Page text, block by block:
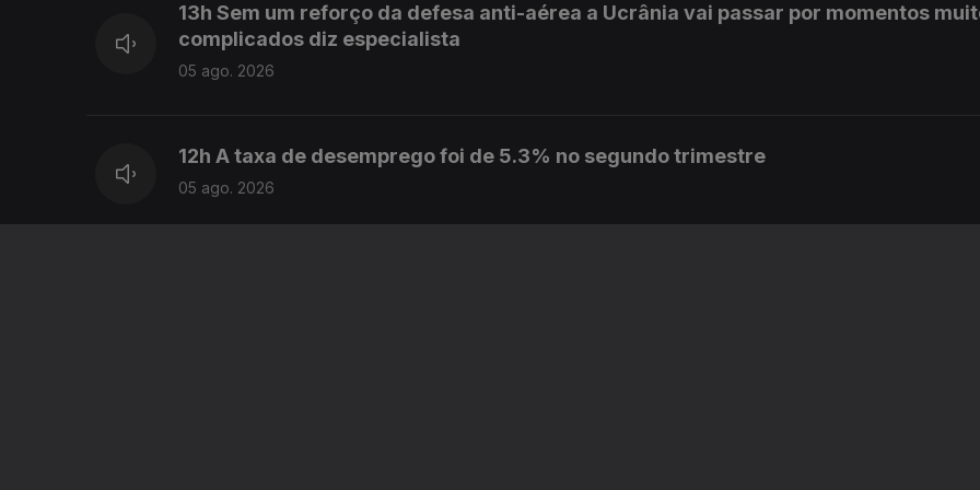
13h Sem um reforço da defesa anti-aérea a Ucrânia vai passar por momentos
complicados diz especialista
05 ago. 2026
12h A taxa de desemprego foi de 5.3% no segundo trimestre
05 ago. 2026